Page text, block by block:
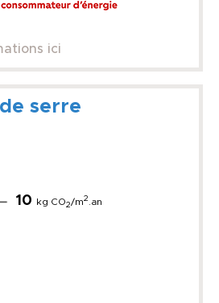
ici
serre
10 kg CO2/m2 .an